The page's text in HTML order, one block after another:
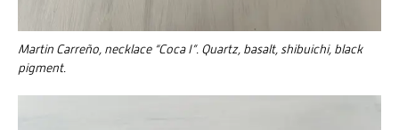
Martin Carreño, necklace “Coca I”. Quartz, basalt, shibuichi, black
pigment.